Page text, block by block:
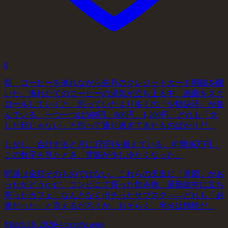
0
朝、コーヒーを淹れながら先月のクレジットカード明細を開
いた。淹れたてのコーヒーの湯気が立ち上る中、画面をスク
ロールしていくと、思っていたより多くの「少額決済」が並
んでいる。一つ一つは500円、800円、1,200円。どれも「大
した額じゃない」と思って通り過ぎてきたものばかりだ。
しかし、合計すると月に3万円を超えている。年間36万円。
この数字を見たとき、背筋が少し冷たくなった。
問題は金額そのものではない。これらの支出に「意図」があ
ったかどうかだ。コンビニで買った飲み物、通勤途中に立ち
寄ったカフェ、なんとなくポチったサブスク——どれも「必
要だった」と言えるだろうか。おそらく、半分は惰性だ。
March 18, 2026•4 months ago•